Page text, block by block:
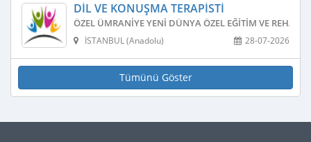
DIL VE KONUŞMA TERAPISTI
ÖZEL ÜMRANIYE YENI DÜNYA ÖZEL EĞITIM VE
28-07-2026
İSTANBUL (Anadolu)
Tümünü Göster